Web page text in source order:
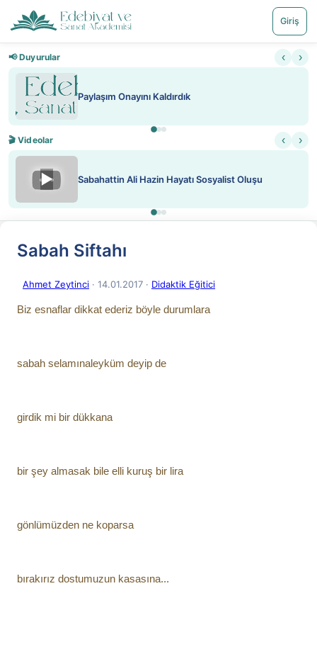
Giriş
📢 Duyurular ‹ ›
Nadir içeriklere kısıtlama ve
🎬 Videolar ‹ ›
Oluşu ▶ ATEŞ YAKMAK KONU ÖZET J.
Sabah Siftahı
Ahmet Zeytinci · 14.01.2017 · Didaktik Eğitici
Biz esnaflar dikkat ederiz böyle durumlara
sabah selamınaleyküm deyip de
girdik mi bir dükkana
bir şey almasak bile elli kuruş bir lira
gönlümüzden ne koparsa
bırakırız dostumuzun kasasına...